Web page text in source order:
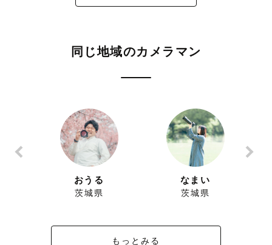
秋や春の人気日には
詳細はHPをご確認いただくか、
お問い合わせください。
-----------【日程】-----------
本業カメラマンのため、
同じ地域のカメラマン
おうる
茨城県
なまい
茨城県
もっとみる